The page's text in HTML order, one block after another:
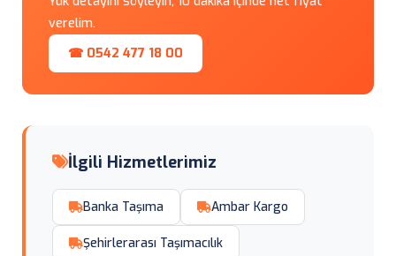
verelim.
☎ 0542 477 18 00
İlgili Hizmetlerimiz
Banka Taşıma Ambar Kargo
Şehirlerarası Taşımacılık